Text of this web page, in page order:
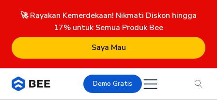
🚀 Rayakan Kemerdekaan! Nikmati Diskon hingga
17% untuk Semua Produk Bee
Saya Mau
Demo Gratis